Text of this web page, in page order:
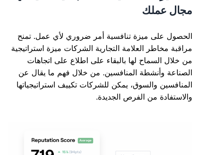
مجال عملك
الحصول على ميزة تنافسية أمر ضروري لأي عمل. تمنح
مراقبة مخاطر العلامة التجارية الشركات ميزة استراتيجية
من خلال السماح لها بالبقاء على اطلاع على اتجاهات
الصناعة وأنشطة المنافسين. من خلال فهم ما يقال عن
المنافسين والسوق، يمكن للشركات تكييف استراتيجياتها
والاستفادة من الفرص الجديدة.